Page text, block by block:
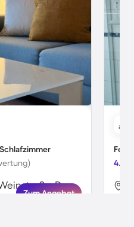
Eußerthal, Südliche Weinstraße, Deutschland
Zum Angebot
ab
4.7